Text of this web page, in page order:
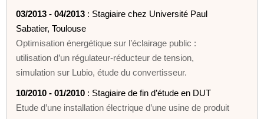
03/2013 - 04/2013 : Stagiaire chez Université Paul
Sabatier, Toulouse
Optimisation énergétique sur l’éclairage public :
utilisation d’un régulateur-réducteur de tension,
simulation sur Lubio, étude du convertisseur.
10/2010 - 01/2010 : Stagiaire de fin d’étude en DUT
Etude d’une installation électrique d’une usine de produit